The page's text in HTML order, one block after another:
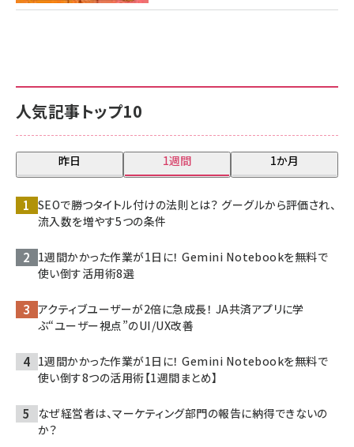
人気記事トップ10
昨日 1週間 1か月
SEOで勝つタイトル付けの法則とは？ グーグルから評価され、
流入数を増やす5つの条件
1週間かかった作業が1日に！ Gemini Notebookを無料で
使い倒す活用術8選
アクティブユーザーが2倍に急成長！ JA共済アプリに学
ぶ“ユーザー視点”のUI/UX改善
1週間かかった作業が1日に！ Gemini Notebookを無料で
使い倒す8つの活用術【1週間まとめ】
なぜ経営者は、マーケティング部門の報告に納得できないの
か？